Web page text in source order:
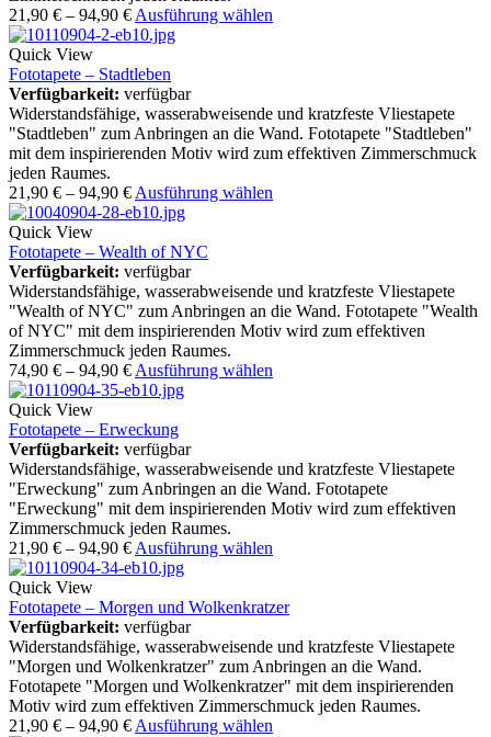
21,90 € – 94,90 € Ausführung wählen
Quick View
Fototapete – Stadtleben
Verfügbarkeit: verfügbar
Widerstandsfähige, wasserabweisende und kratzfeste Vliestapete
"Stadtleben" zum Anbringen an die Wand. Fototapete "Stadtleben"
mit dem inspirierenden Motiv wird zum effektiven Zimmerschmuck
jeden Raumes.
21,90 € – 94,90 € Ausführung wählen
Quick View
Fototapete – Wealth of NYC
Verfügbarkeit: verfügbar
Widerstandsfähige, wasserabweisende und kratzfeste Vliestapete
"Wealth of NYC" zum Anbringen an die Wand. Fototapete "Wealth
of NYC" mit dem inspirierenden Motiv wird zum effektiven
Zimmerschmuck jeden Raumes.
74,90 € – 94,90 € Ausführung wählen
Quick View
Fototapete – Erweckung
Verfügbarkeit: verfügbar
Widerstandsfähige, wasserabweisende und kratzfeste Vliestapete
"Erweckung" zum Anbringen an die Wand. Fototapete
"Erweckung" mit dem inspirierenden Motiv wird zum effektiven
Zimmerschmuck jeden Raumes.
21,90 € – 94,90 € Ausführung wählen
Quick View
Fototapete – Morgen und Wolkenkratzer
Verfügbarkeit: verfügbar
Widerstandsfähige, wasserabweisende und kratzfeste Vliestapete
"Morgen und Wolkenkratzer" zum Anbringen an die Wand.
Fototapete "Morgen und Wolkenkratzer" mit dem inspirierenden
Motiv wird zum effektiven Zimmerschmuck jeden Raumes.
21,90 € – 94,90 € Ausführung wählen